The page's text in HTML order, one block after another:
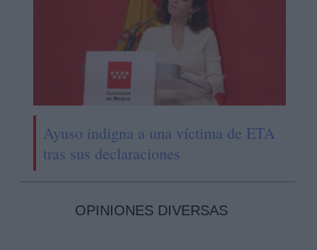
Ayuso indigna a una víctima de ETA
tras sus declaraciones
OPINIONES DIVERSAS